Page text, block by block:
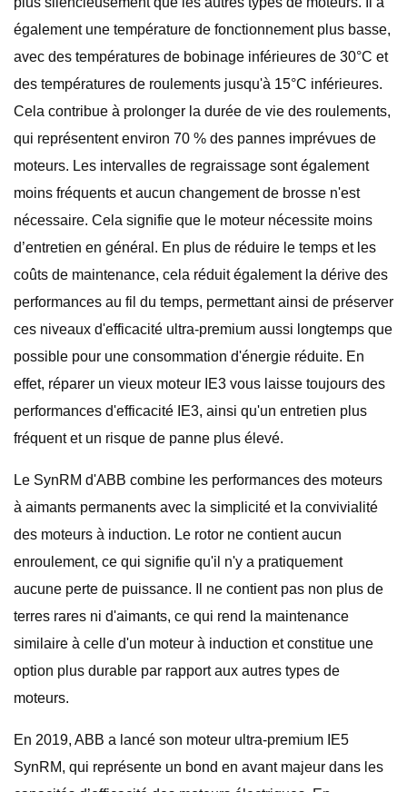
également une température de fonctionnement plus basse,
avec des températures de bobinage inférieures de 30°C et
des températures de roulements jusqu'à 15°C inférieures.
Cela contribue à prolonger la durée de vie des roulements,
qui représentent environ 70 % des pannes imprévues de
moteurs. Les intervalles de regraissage sont également
moins fréquents et aucun changement de brosse n'est
nécessaire. Cela signifie que le moteur nécessite moins
d’entretien en général. En plus de réduire le temps et les
coûts de maintenance, cela réduit également la dérive des
performances au fil du temps, permettant ainsi de préserver
ces niveaux d'efficacité ultra-premium aussi longtemps que
possible pour une consommation d'énergie réduite. En
effet, réparer un vieux moteur IE3 vous laisse toujours des
performances d'efficacité IE3, ainsi qu'un entretien plus
fréquent et un risque de panne plus élevé.
Le SynRM d'ABB combine les performances des moteurs
à aimants permanents avec la simplicité et la convivialité
des moteurs à induction. Le rotor ne contient aucun
enroulement, ce qui signifie qu'il n'y a pratiquement
aucune perte de puissance. Il ne contient pas non plus de
terres rares ni d'aimants, ce qui rend la maintenance
similaire à celle d'un moteur à induction et constitue une
option plus durable par rapport aux autres types de
moteurs.
En 2019, ABB a lancé son moteur ultra-premium IE5
SynRM, qui représente un bond en avant majeur dans les